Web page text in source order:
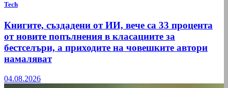
Tech
Книгите, създадени от ИИ, вече са 33 процента
от новите попълнения в класациите за
бестселъри, а приходите на човешките автори
намаляват
04.08.2026